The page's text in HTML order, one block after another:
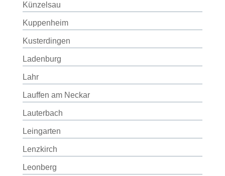
Künzelsau
Kuppenheim
Kusterdingen
Ladenburg
Lahr
Lauffen am Neckar
Lauterbach
Leingarten
Lenzkirch
Leonberg